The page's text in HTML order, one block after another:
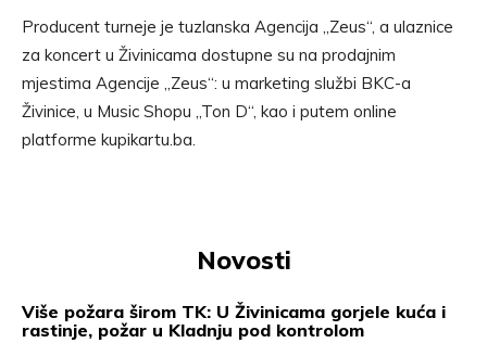
Producent turneje je tuzlanska Agencija „Zeus“, a ulaznice
za koncert u Živinicama dostupne su na prodajnim
mjestima Agencije „Zeus“: u marketing službi BKC-a
Živinice, u Music Shopu „Ton D“, kao i putem online
platforme kupikartu.ba.
Novosti
Više požara širom TK: U Živinicama gorjele kuća i
rastinje, požar u Kladnju pod kontrolom